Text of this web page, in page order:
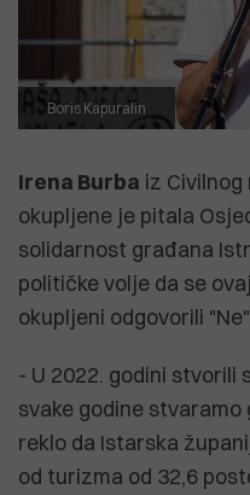
Boris Kapuralin
Irena Burba iz
okupljene je pitala
solidarnost građana
političke volje da se
okupljeni odgovorili
- U 2022. godini stvorili
svake godine
reklo da Istarska
od turizma od 32,6